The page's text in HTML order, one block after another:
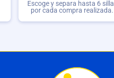
Escoge y separa hasta 6
por cada compra realizada.